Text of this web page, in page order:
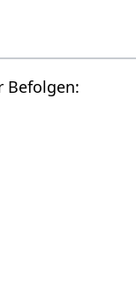
Hier findest du die Tonspur des oberen Videos, also einen Audio Vortrag über Befolgen‏‎: